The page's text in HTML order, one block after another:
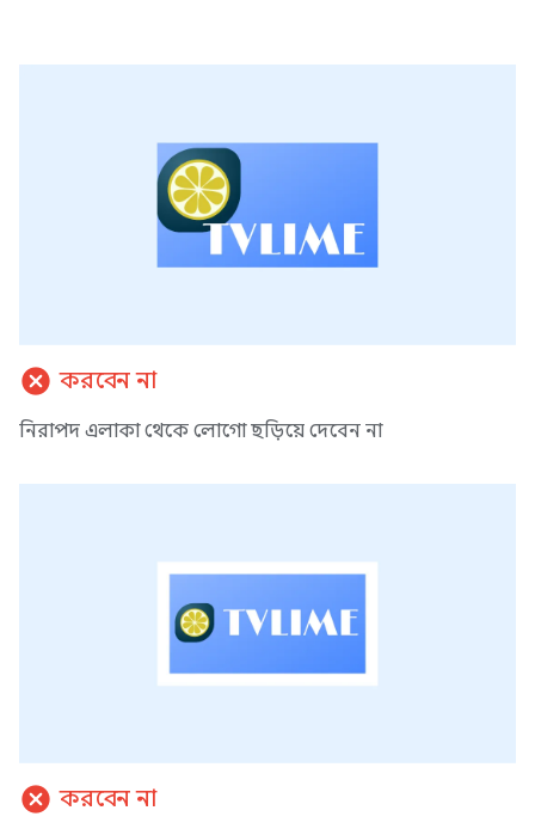
cancel করবেন না
নিরাপদ এলাকা থেকে লোগো ছড়িয়ে দেবেন না
cancel করবেন না